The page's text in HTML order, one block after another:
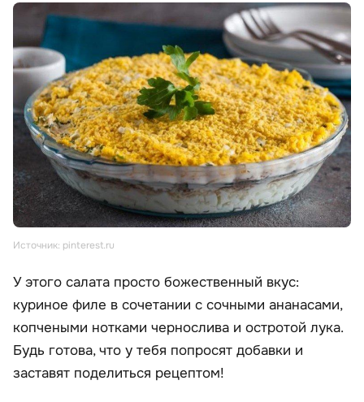
Источник: pinterest.ru
У этого салата просто божественный вкус:
куриное филе в сочетании с сочными ананасами,
копчеными нотками чернослива и остротой лука.
Будь готова, что у тебя попросят добавки и
заставят поделиться рецептом!